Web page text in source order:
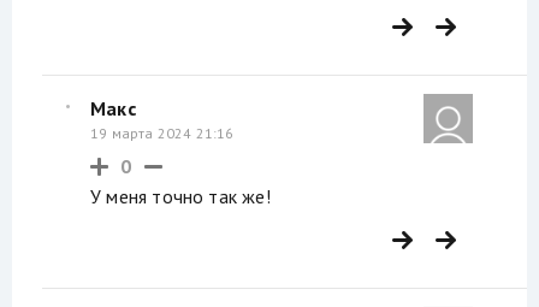
Макс
19 марта 2024 21:16
0
У меня точно так же!